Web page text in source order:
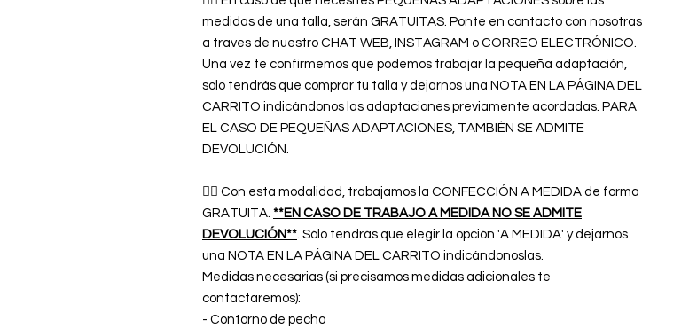
medidas de una talla, serán GRATUITAS. Ponte en contacto con nosotras
a traves de nuestro CHAT WEB, INSTAGRAM o CORREO ELECTRÓNICO.
Una vez te confirmemos que podemos trabajar la pequeña adaptación,
solo tendrás que comprar tu talla y dejarnos una NOTA EN LA PÁGINA DEL
CARRITO indicándonos las adaptaciones previamente acordadas. PARA
EL CASO DE PEQUEÑAS ADAPTACIONES, TAMBIÉN SE ADMITE
DEVOLUCIÓN.
👉🏿 Con esta modalidad, trabajamos la CONFECCIÓN A MEDIDA de forma
GRATUITA. **EN CASO DE TRABAJO A MEDIDA NO SE ADMITE
DEVOLUCIÓN**. Sólo tendrás que elegir la opción 'A MEDIDA' y dejarnos
una NOTA EN LA PÁGINA DEL CARRITO indicándonoslas.
Medidas necesarias (si precisamos medidas adicionales te
contactaremos):
- Contorno de pecho